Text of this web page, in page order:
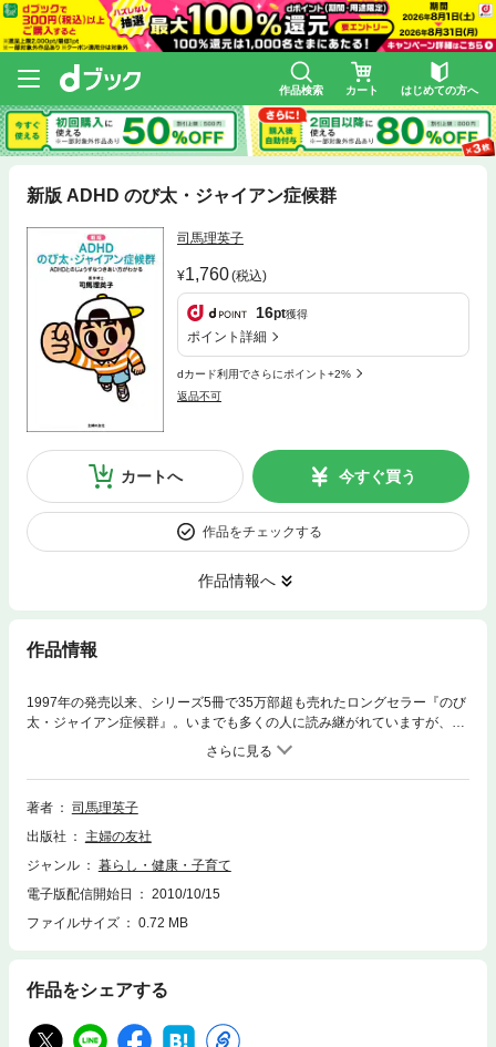
作品検索 カート はじめての方へ
新版 ADHD のび太・ジャイアン症候群
司馬理英子
1,760(税込)
16pt獲得
ポイント詳細
dカード利用でさらにポイント+2%
返品不可
カートへ 今すぐ買う
作品をチェックする
作品情報へ
作品情報
1997年の発売以来、シリーズ5冊で35万部超も売れたロングセラー『のび
太・ジャイアン症候群』。いまでも多くの人に読み継がれていますが、A
DHDがあまり知られていなかった当時から、ADHDをめぐる状況は激変し
ました。そこで、この10年間の変化や新しい知見をふんだんに盛り込み、
内容をリフレッシュ。ADHDの子どもとのじょうずなつきあい方がより具
体的に書かれ、ますます役立つ1冊に。特別支援教育に携わる先生や学校
著者
司馬理英子
出版社
主婦の友社
ジャンル
暮らし・健康・子育て
電子版配信開始日
2010/10/15
ファイルサイズ
0.72 MB
作品をシェアする